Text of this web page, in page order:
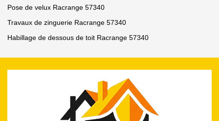
Pose de velux Racrange 57340
Travaux de zinguerie Racrange 57340
Habillage de dessous de toit Racrange 57340